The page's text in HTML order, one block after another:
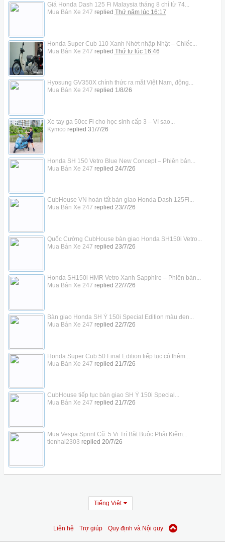
Giá Honda Dash 125 Fi Malaysia tháng 8 chỉ từ 74...
Mua Bán Xe 247 replied Thứ năm lúc 16:17
Honda Super Cub 110 Xanh Nhớt nhập Nhật – Chiếc...
Mua Bán Xe 247 replied Thứ tư lúc 16:46
Hyosung GV350X chính thức ra mắt Việt Nam, động...
Mua Bán Xe 247 replied 1/8/26
Xe tay ga 50cc Fi cho học sinh cấp 3 – Vì sao...
Kymco replied 31/7/26
Honda SH 150 Vetro Blue New Concept – Phiên bản...
Mua Bán Xe 247 replied 24/7/26
CubHouse VN hoàn tất bàn giao Honda Dash 125Fi...
Mua Bán Xe 247 replied 23/7/26
Quốc Cường CubHouse bàn giao Honda SH150i Vetro...
Mua Bán Xe 247 replied 23/7/26
Honda SH150i HMR Vetro Xanh Sapphire – Phiên bản...
Mua Bán Xe 247 replied 22/7/26
Bàn giao Honda SH Ý 150i Special Edition màu đen...
Mua Bán Xe 247 replied 22/7/26
Honda Super Cub 50 Final Edition tiếp tục có thêm...
Mua Bán Xe 247 replied 21/7/26
CubHouse tiếp tục bàn giao SH Ý 150i Special...
Mua Bán Xe 247 replied 21/7/26
Mua Vespa Sprint Cũ: 5 Vị Trí Bắt Buộc Phải Kiểm...
tienhai2303 replied 20/7/26
Tiếng Việt
Liên hệ Trợ giúp Quy định và Nội quy